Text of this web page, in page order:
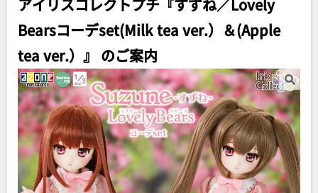
アイリスコレクトプチ『すずね／Lovely
Bearsコーデset(Milk tea ver.）＆(Apple
tea ver.）』 のご案内